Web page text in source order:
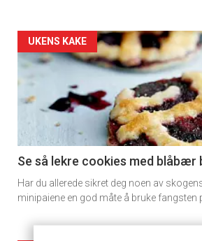
Artikler
detail
-
section
11
UKENS KAKE
Se så lekre cookies med blåbær
Har du allerede sikret deg noen av
minipaiene en god måte å bruke fangsten